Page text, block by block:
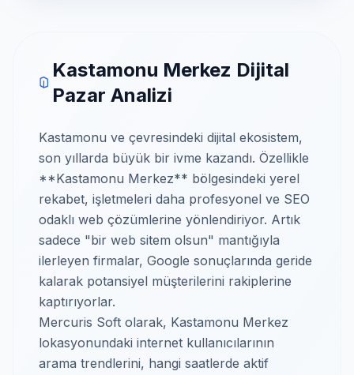
Kastamonu Merkez Dijital
Pazar Analizi
Kastamonu ve çevresindeki dijital ekosistem,
son yıllarda büyük bir ivme kazandı. Özellikle
**Kastamonu Merkez** bölgesindeki yerel
rekabet, işletmeleri daha profesyonel ve SEO
odaklı web çözümlerine yönlendiriyor. Artık
sadece "bir web sitem olsun" mantığıyla
ilerleyen firmalar, Google sonuçlarında geride
kalarak potansiyel müşterilerini rakiplerine
kaptırıyorlar.
Mercuris Soft olarak, Kastamonu Merkez
lokasyonundaki internet kullanıcılarının
arama trendlerini, hangi saatlerde aktif